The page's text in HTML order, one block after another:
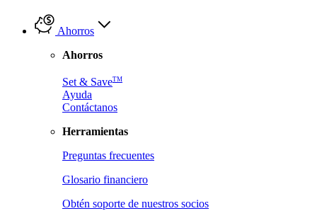
Ahorros
Ahorros
Set & SaveTM
Ayuda
Contáctanos
Herramientas
Preguntas frecuentes
Glosario financiero
Obtén soporte de nuestros socios